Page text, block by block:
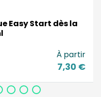
Easy Start dès la
À partir
7,30 €